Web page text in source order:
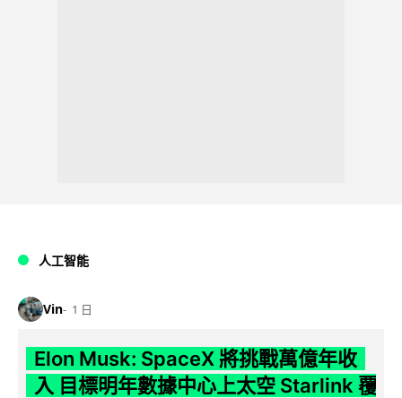
人工智能
Vin 1 日
Elon Musk: SpaceX 將挑戰萬億年收
入 目標明年數據中心上太空 Starlink 覆